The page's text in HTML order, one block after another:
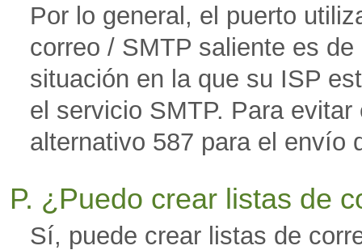
Por lo general, el puerto
correo / SMTP saliente es
situación en la que su ISP
el servicio SMTP. Para
alternativo 587 para el envío
P. ¿Puedo crear listas de
Sí, puede crear listas de